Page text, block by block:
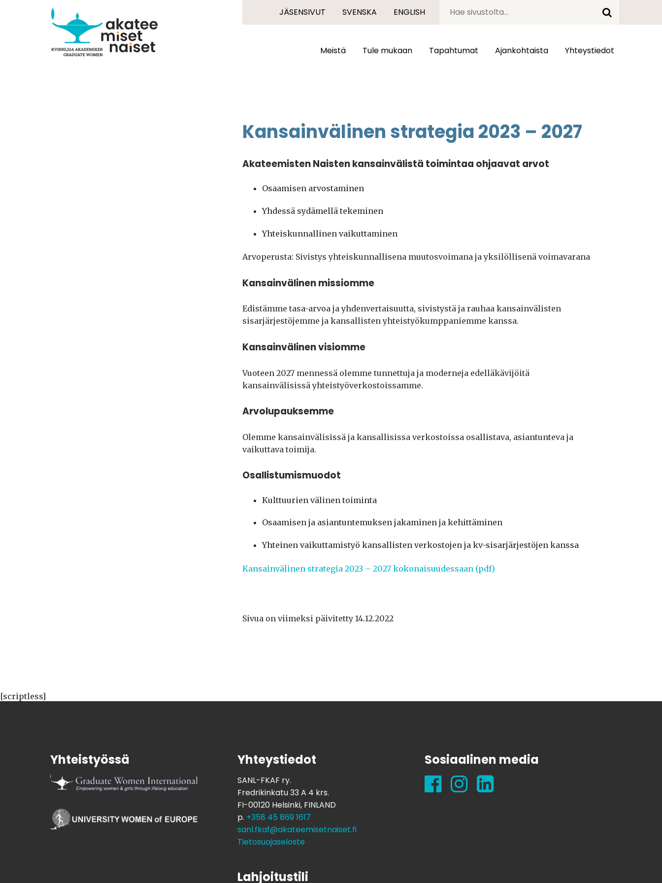
Kansainvälinen strategia 2023 – 2027
Akateemisten Naisten kansainvälistä toimintaa ohjaavat arvot
Osaamisen arvostaminen
Yhdessä sydämellä tekeminen
Yhteiskunnallinen vaikuttaminen
Arvoperusta: Sivistys yhteiskunnallisena muutosvoimana ja yksilöllisenä voimavarana
Kansainvälinen missiomme
Edistämme tasa-arvoa ja yhdenvertaisuutta, sivistystä ja rauhaa kansainvälisten
sisarjärjestöjemme ja kansallisten yhteistyökumppaniemme kanssa.
Kansainvälinen visiomme
Vuoteen 2027 mennessä olemme tunnettuja ja moderneja edelläkävijöitä
kansainvälisissä yhteistyöverkostoissamme.
Arvolupauksemme
Olemme kansainvälisissä ja kansallisissa verkostoissa osallistava, asiantunteva ja
vaikuttava toimija.
Osallistumismuodot
Kulttuurien välinen toiminta
Osaamisen ja asiantuntemuksen jakaminen ja kehittäminen
Yhteinen vaikuttamistyö kansallisten verkostojen ja kv-sisarjärjestöjen kanssa
Kansainvälinen strategia 2023 – 2027 kokonaisuudessaan (pdf)
Sivua on viimeksi päivitetty 14.12.2022
[scriptless]
Yhteistyössä Yhteystiedot
SANL-FKAF ry.
Fredrikinkatu 33 A 4 krs.
FI-00120 Helsinki, FINLAND
p. +358 45 869 1617
sanl.fkaf@akateemisetnaiset.fi
Tietosuojaseloste
Lahjoitustili
Sosiaalinen media
JÄSENSIVUT SVENSKA ENGLISH
Meistä Tule mukaan Tapahtumat Ajankohtaista Yhteystiedot